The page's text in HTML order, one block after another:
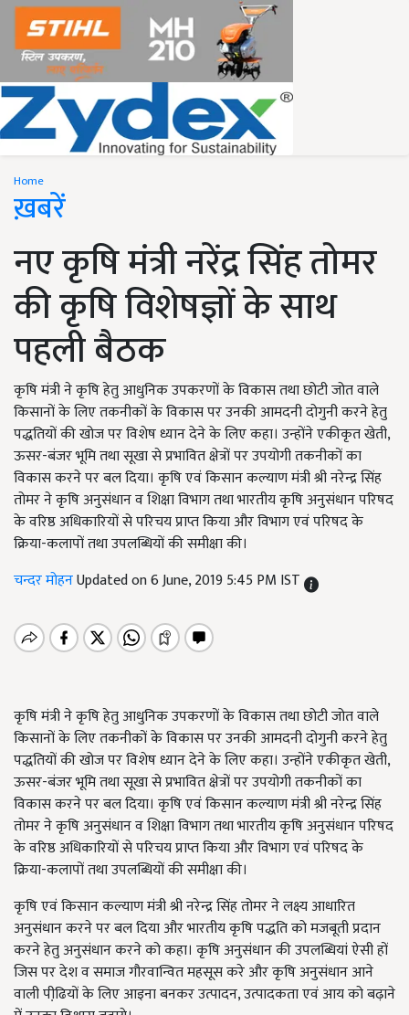
Home
ख़बरें
नए कृषि मंत्री नरेंद्र सिंह तोमर
की कृषि विशेषज्ञों के साथ
पहली बैठक
कृषि मंत्री ने कृषि हेतु आधुनिक उपकरणों के विकास तथा छोटी जोत वाले
किसानों के लिए तकनीकों के विकास पर उनकी आमदनी दोगुनी करने हेतु
पद्धतियों की खोज पर विशेष ध्यान देने के लिए कहा। उन्होंने एकीकृत खेती,
ऊसर-बंजर भूमि तथा सूखा से प्रभावित क्षेत्रों पर उपयोगी तकनीकों का
विकास करने पर बल दिया। कृषि एवं किसान कल्याण मंत्री श्री नरेन्द्र सिंह
तोमर ने कृषि अनुसंधान व शिक्षा विभाग तथा भारतीय कृषि अनुसंधान परिषद
के वरिष्ठ अधिकारियों से परिचय प्राप्त किया और विभाग एवं परिषद के
क्रिया-कलापों तथा उपलब्धियों की समीक्षा की।
चन्दर मोहनUpdated on 6 June, 2019 5:45 PM IST
कृषि मंत्री ने कृषि हेतु आधुनिक उपकरणों के विकास तथा छोटी जोत वाले
किसानों के लिए तकनीकों के विकास पर उनकी आमदनी दोगुनी करने हेतु
पद्धतियों की खोज पर विशेष ध्यान देने के लिए कहा। उन्होंने एकीकृत खेती,
ऊसर-बंजर भूमि तथा सूखा से प्रभावित क्षेत्रों पर उपयोगी तकनीकों का
विकास करने पर बल दिया। कृषि एवं किसान कल्याण मंत्री श्री नरेन्द्र सिंह
तोमर ने कृषि अनुसंधान व शिक्षा विभाग तथा भारतीय कृषि अनुसंधान परिषद
के वरिष्ठ अधिकारियों से परिचय प्राप्त किया और विभाग एवं परिषद के
क्रिया-कलापों तथा उपलब्धियों की समीक्षा की।
कृषि एवं किसान कल्याण मंत्री श्री नरेन्द्र सिंह तोमर ने लक्ष्य आधारित
अनुसंधान करने पर बल दिया और भारतीय कृषि पद्धति को मजबूती प्रदान
करने हेतु अनुसंधान करने को कहा। कृषि अनुसंधान की उपलब्धियां ऐसी हों
जिस पर देश व समाज गौरवान्वित महसूस करे और कृषि अनुसंधान आने
वाली पीढि़यों के लिए आइना बनकर उत्पादन, उत्पादकता एवं आय को बढ़ाने